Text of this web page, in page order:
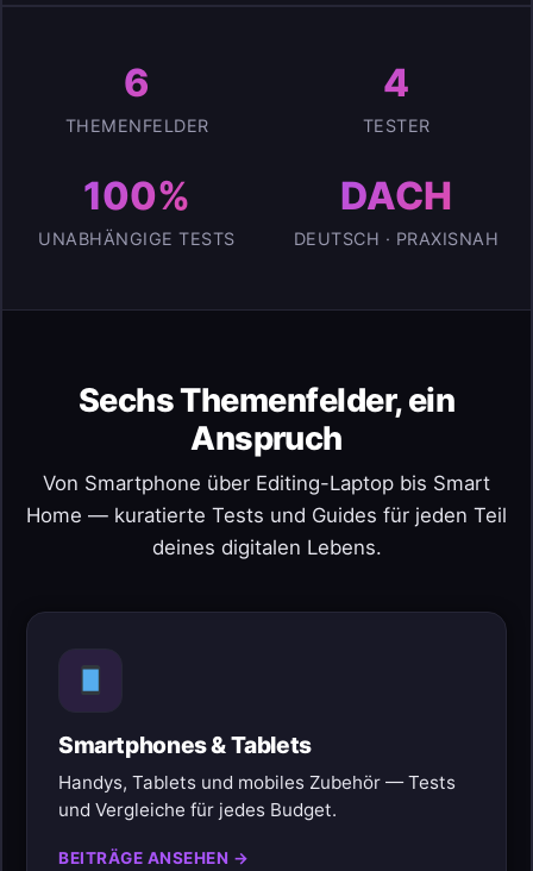
6
THEMENFELDER
4
TESTER
100%
UNABHÄNGIGE TESTS
DACH
DEUTSCH · PRAXISNAH
Sechs Themenfelder, ein
Anspruch
Von Smartphone über Editing-Laptop bis Smart
Home — kuratierte Tests und Guides für jeden Teil
deines digitalen Lebens.
Smartphones & Tablets
Handys, Tablets und mobiles Zubehör — Tests
und Vergleiche für jedes Budget.
BEITRÄGE ANSEHEN →